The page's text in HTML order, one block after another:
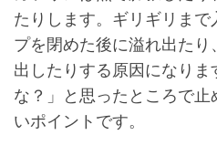
たりします。ギリギリま
プを閉めた後に溢れ出た
出したりする原因になり
な？」と思ったところで
いポイントです。